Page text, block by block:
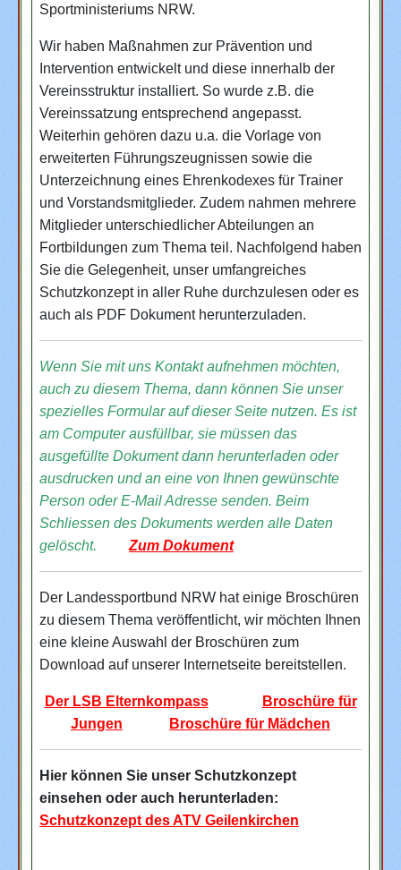
Sportministeriums NRW.
Wir haben Maßnahmen zur Prävention und
Intervention entwickelt und diese innerhalb der
Vereinsstruktur installiert. So wurde z.B. die
Vereinssatzung entsprechend angepasst.
Weiterhin gehören dazu u.a. die Vorlage von
erweiterten Führungszeugnissen sowie die
Unterzeichnung eines Ehrenkodexes für Trainer
und Vorstandsmitglieder. Zudem nahmen mehrere
Mitglieder unterschiedlicher Abteilungen an
Fortbildungen zum Thema teil. Nachfolgend haben
Sie die Gelegenheit, unser umfangreiches
Schutzkonzept in aller Ruhe durchzulesen oder es
auch als PDF Dokument herunterzuladen.
Wenn Sie mit uns Kontakt aufnehmen möchten,
auch zu diesem Thema, dann können Sie unser
spezielles Formular auf dieser Seite nutzen. Es ist
am Computer ausfüllbar, sie müssen das
ausgefüllte Dokument dann herunterladen oder
ausdrucken und an eine von Ihnen gewünschte
Person oder E-Mail Adresse senden. Beim
Schliessen des Dokuments werden alle Daten
gelöscht.
Zum Dokument
Der Landessportbund NRW hat einige Broschüren
zu diesem Thema veröffentlicht, wir möchten Ihnen
eine kleine Auswahl der Broschüren zum
Download auf unserer Internetseite bereitstellen.
Der LSB Elternkompass
Broschüre für
Jungen
Broschüre für Mädchen
Hier können Sie unser Schutzkonzept
einsehen oder auch herunterladen:
Schutzkonzept des ATV Geilenkirchen